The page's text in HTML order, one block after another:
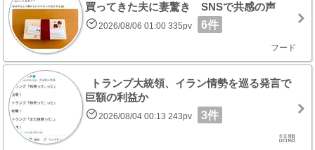
買ってきた夫に妻驚き SNSで共感の声
2026/08/06 01:00 335pv 6件
フード
トランプ大統領、イラン情勢を巡る発言で
巨額の利益か
2026/08/04 00:13 243pv 3件
話題